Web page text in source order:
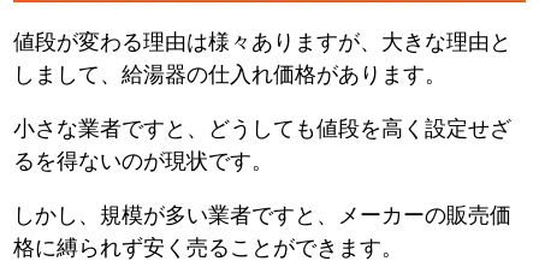
値段が変わる理由は様々ありますが、大きな理由と
しまして、給湯器の仕入れ価格があります。
小さな業者ですと、どうしても値段を高く設定せざ
るを得ないのが現状です。
しかし、規模が多い業者ですと、メーカーの販売価
格に縛られず安く売ることができます。